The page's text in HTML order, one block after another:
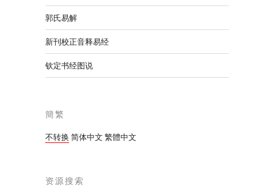
郭氏易解
新刊校正音释易经
钦定书经图说
簡繁
不转换 简体中文 繁體中文
资源搜索